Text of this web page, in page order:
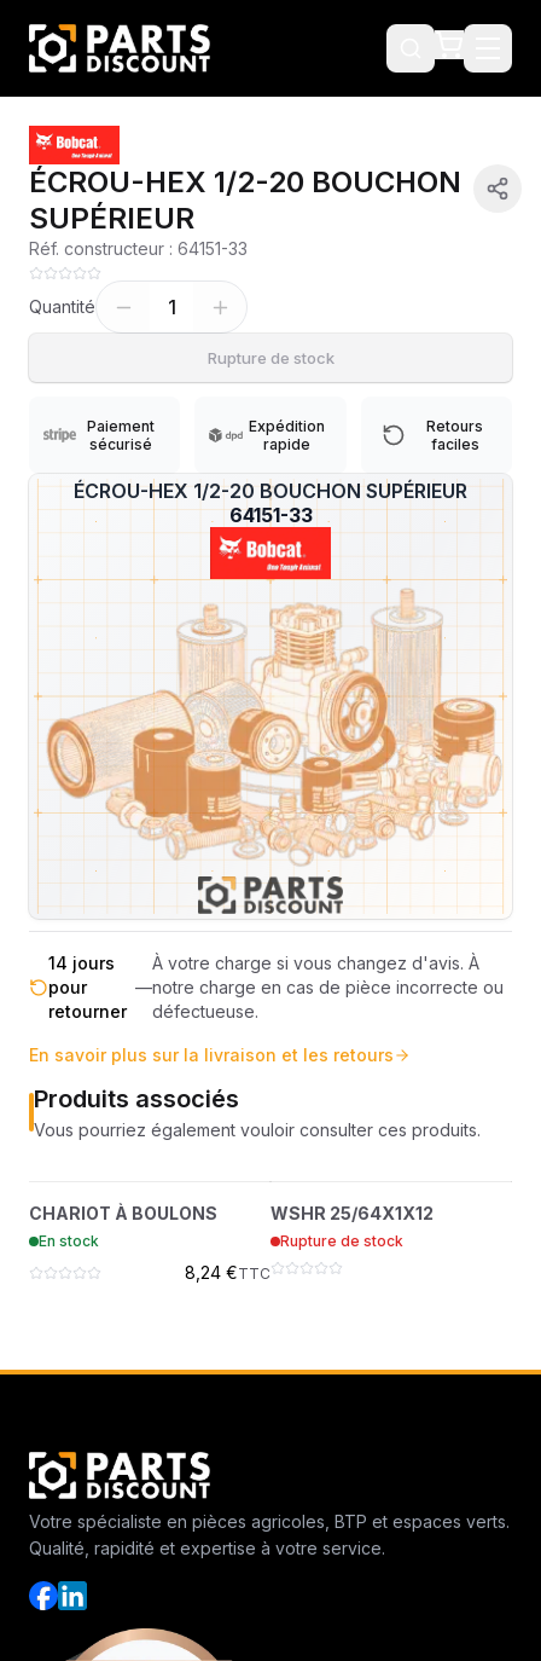
?
ÉCROU-HEX 1/2-20 BOUCHON SUPÉRIEUR
64151-33
ÉCROU-HEX 1/2-20 BOUCHON
SUPÉRIEUR
Réf. constructeur : 64151-33
Quantité 1
Rupture de stock
Paiement
sécurisé
Expédition
rapide
Retours
faciles
Machines compatibles
Expédition et Retours
sous 48-
72h
—
Sous réserve de disponibilité des stocks.
Livraison estimée 24h/48h par les
transporteurs.
France
métropolitaine
Livraison exclusivement en France
métropolitaine (hors Corse et DOM-
TOM).
totale
Pas de surprise : le coût exact est
calculé selon le poids et le volume de
votre commande avant paiement.
14 jours
pour
retourner
—
À votre charge si vous changez d'avis. À
notre charge en cas de pièce incorrecte ou
défectueuse.
En savoir plus sur la livraison et les retours
Produits associés
Vous pourriez également vouloir consulter ces produits.
?
CHARIOT À BOULONS
37C620
CHARIOT À BOULONS
En stock
8,24 €TTC
?
64163-31
WSHR 25/64X1X12
Rupture de stock
Votre spécialiste en pièces agricoles, BTP et espaces verts.
Qualité, rapidité et expertise à votre service.